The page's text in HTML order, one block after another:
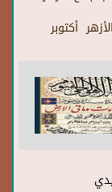
أكتوبر